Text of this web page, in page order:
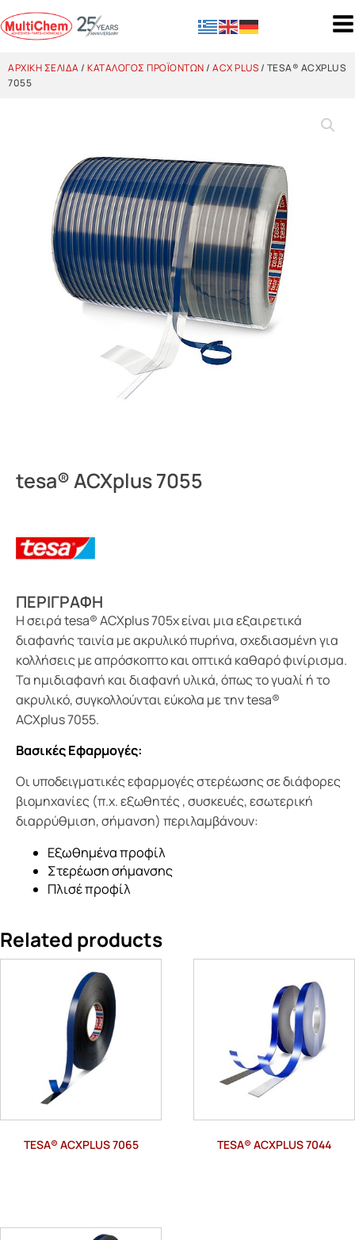
ΑΡΧΙΚΉ ΣΕΛΊΔΑ/ ΚΑΤΆΛΟΓΟΣ ΠΡΟΪΌΝΤΩΝ/ ACX PLUS/ TESA® ACXPLUS
7055
tesa® ACXplus 7055
ΠΕΡΙΓΡΑΦΗ
Η σειρά tesa® ACXplus 705x είναι μια εξαιρετικά
διαφανής ταινία με ακρυλικό πυρήνα, σχεδιασμένη για
κολλήσεις με απρόσκοπτο και οπτικά καθαρό φινίρισμα.
Τα ημιδιαφανή και διαφανή υλικά, όπως το γυαλί ή το
ακρυλικό, συγκολλούνται εύκολα με την tesa®
ACXplus 7055.
Βασικές Εφαρμογές:
Οι υποδειγματικές εφαρμογές στερέωσης σε διάφορες
βιομηχανίες (π.χ. εξωθητές , συσκευές, εσωτερική
διαρρύθμιση, σήμανση) περιλαμβάνουν:
Εξωθημένα προφίλ
Στερέωση σήμανσης
Πλισέ προφίλ
Related products
TESA® ACXPLUS 7065 TESA® ACXPLUS 7044